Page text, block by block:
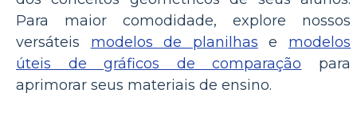
Para maior comodidade, explore nossos
versáteis modelos de planilhas e modelos
úteis de gráficos de comparação para
aprimorar seus materiais de ensino.